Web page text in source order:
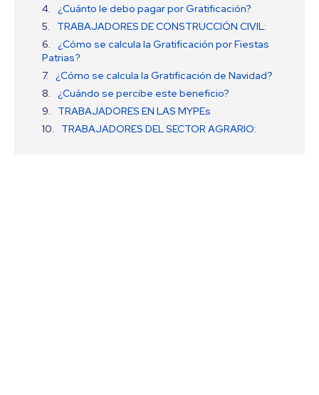
¿Cuánto le debo pagar por Gratificación?
TRABAJADORES DE CONSTRUCCIÓN CIVIL:
¿Cómo se calcula la Gratificación por Fiestas
Patrias?
¿Cómo se calcula la Gratificación de Navidad?
¿Cuándo se percibe este beneficio?
TRABAJADORES EN LAS MYPEs
TRABAJADORES DEL SECTOR AGRARIO: